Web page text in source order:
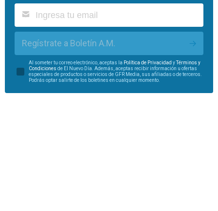
Regístrate a Boletín A.M.
Al someter tu correo electrónico, aceptas la Política de Privacidad yTérminos y
Condiciones de El Nuevo Día. Además, aceptas recibir información u ofertas
especiales de productos o servicios de GFR Media, sus afiliadas o de terceros.
Podrás optar salirte de los boletines en cualquier momento.